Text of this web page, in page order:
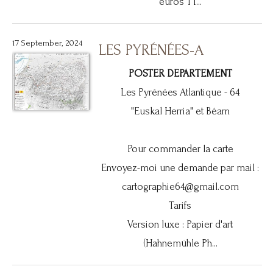
17 September, 2024 LES PYRÉNÉES-A
POSTER DEPARTEMENT
Les Pyrénées Atlantique - 64
"Euskal Herria" et Béarn
Pour commander la carte
Envoyez-moi une demande par mail :
cartographie64@gmail.com
Tarifs
Version luxe : Papier d'art
(Hahnemühle Ph...